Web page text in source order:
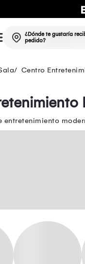
¿Dónde te gustaría
pedido?
Centro
entretenimiento